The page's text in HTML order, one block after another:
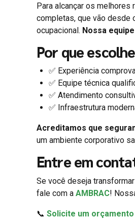
Para alcançar os melhores
completas, que vão desde
ocupacional. Nossa
Por que
✅ Experiência
✅ Equipe técnica
✅ Atendimento
✅ Infraestrutura
Acreditamos que
um ambiente corporativo
Entre em
Se você deseja
fale com a AMBRAC!
📞 Solicite um